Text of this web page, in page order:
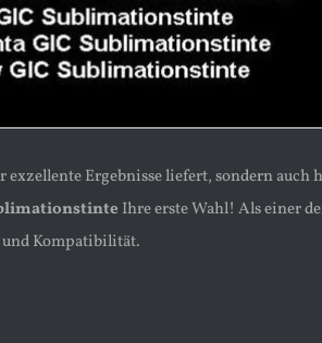
Ergebnisse liefert, sondern auch
Ihre erste Wahl! Als einer
und Kompatibilität.